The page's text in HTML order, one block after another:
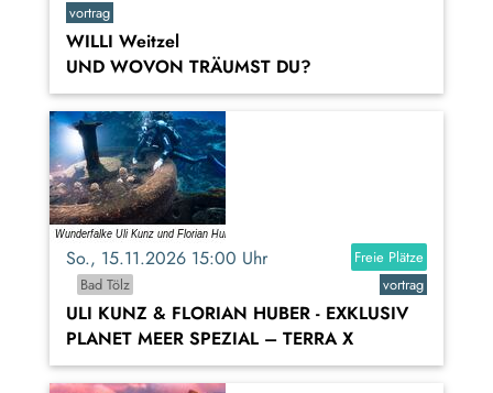
vortrag
WILLI Weitzel
UND WOVON TRÄUMST DU?
So., 15.11.2026 15:00 Uhr
Freie Plätze
Bad Tölz
vortrag
ULI KUNZ & FLORIAN HUBER - EXKLUSIV
PLANET MEER SPEZIAL – TERRA X